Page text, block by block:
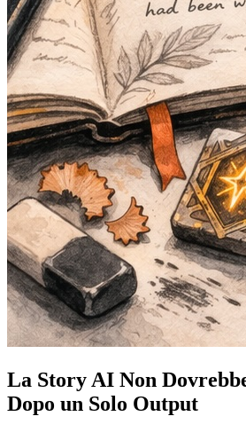
La Story AI Non
Dopo un Solo Output